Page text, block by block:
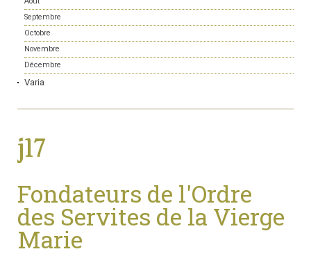
Septembre
Octobre
Novembre
Décembre
Varia
j17
Fondateurs de l'Ordre
des Servites de la Vierge
Marie